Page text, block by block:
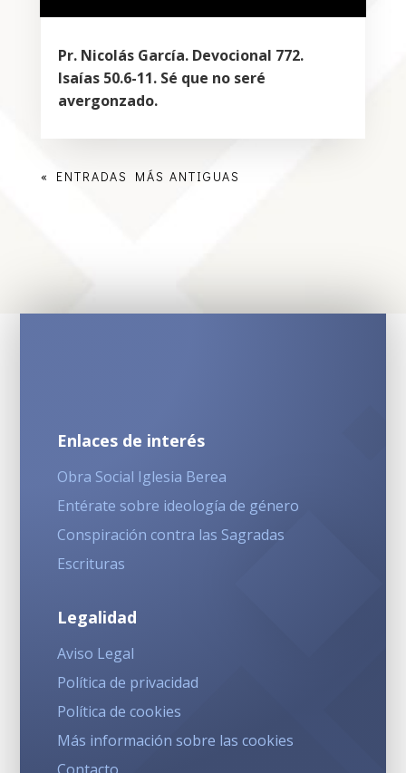
Pr. Nicolás García. Devocional 772.
Isaías 50.6-11. Sé que no seré
avergonzado.
« ENTRADAS MÁS ANTIGUAS
Enlaces de interés
Obra Social Iglesia Berea
Entérate sobre ideología de género
Conspiración contra las Sagradas
Escrituras
Legalidad
Aviso Legal
Política de privacidad
Política de cookies
Más información sobre las cookies